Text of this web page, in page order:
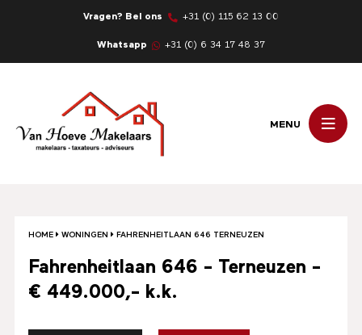
Vragen? Bel ons +31 (0) 115 62 13 00
Whatsapp +31 (0) 6 34 17 48 37
MENU
HOME WONINGEN FAHRENHEITLAAN 646 TERNEUZEN
Fahrenheitlaan 646 - Terneuzen -
€ 449.000,- k.k.